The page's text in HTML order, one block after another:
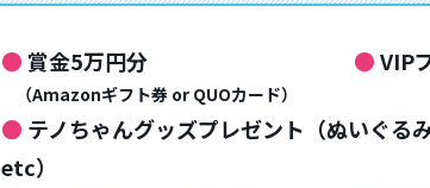
● 賞金5万円分
    （Amazonギフト券 or QUOカード）
● VIP
● テノちゃんグッズプレゼント（ぬいぐる
etc）